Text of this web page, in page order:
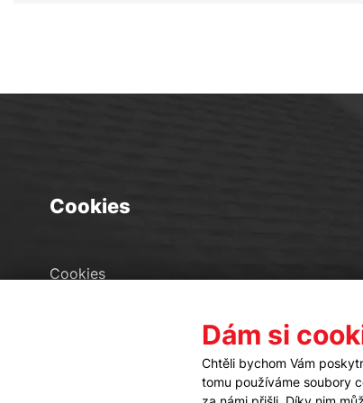
Cookies
Cookies
Dám si
Chtěli bychom Vám
tomu používáme soubory